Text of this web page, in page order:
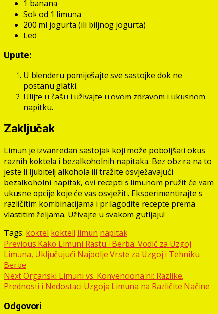
1 banana
Sok od 1 limuna
200 ml jogurta (ili biljnog jogurta)
Led
Upute:
U blenderu pomiješajte sve sastojke dok ne
postanu glatki.
Ulijte u čašu i uživajte u ovom zdravom i ukusnom
napitku.
Zaključak
Limun je izvanredan sastojak koji može poboljšati okus
raznih koktela i bezalkoholnih napitaka. Bez obzira na to
jeste li ljubitelj alkohola ili tražite osvježavajući
bezalkoholni napitak, ovi recepti s limunom pružit će vam
ukusne opcije koje će vas osvježiti. Eksperimentirajte s
različitim kombinacijama i prilagodite recepte prema
vlastitim željama. Uživajte u svakom gutljaju!
Tags: koktel kokteli limun napitak
Post
navigation
Previous Kako Limuni Rastu i Berba: Vodič za Uzgoj
Limuna, Uključujući Najbolje Vrste za Uzgoj i Tehniku
Berbe
NextOrganski Limuni vs. Konvencionalni: Razlike,
Prednosti i Nedostaci Uzgoja Limuna na Različite Načine
Odgovori